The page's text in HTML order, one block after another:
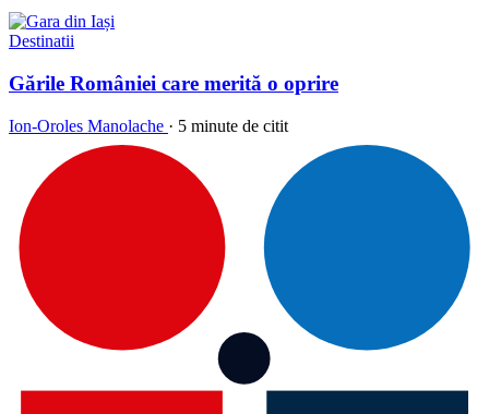
Destinatii
Gările României care merită o oprire
Ion-Oroles Manolache · 5 minute de citit